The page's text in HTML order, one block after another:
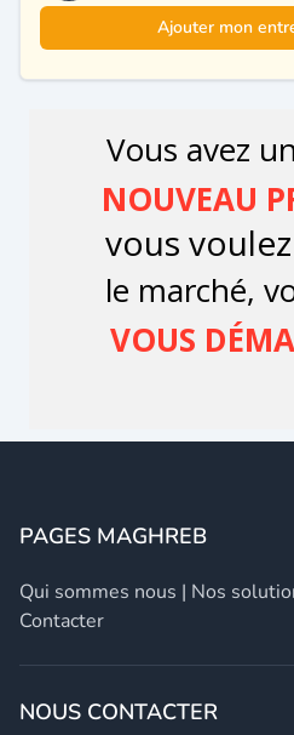
Ajouter mon
PAGES MAGHREB
Qui sommes nous | Nos
Contacter
NOUS CONTACTER